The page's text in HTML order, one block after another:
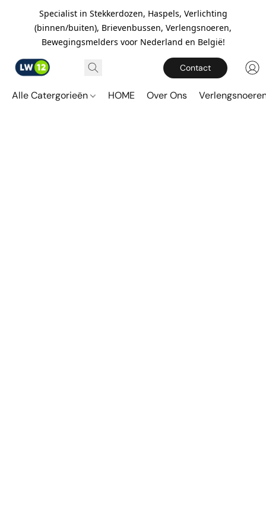
Specialist in Stekkerdozen, Haspels, Verlichting
(binnen/buiten), Brievenbussen, Verlengsnoeren,
Bewegingsmelders voor Nederland en België!
Contact
Alle Catergorieën HOME Over Ons